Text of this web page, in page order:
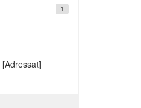
1
[Adressat]